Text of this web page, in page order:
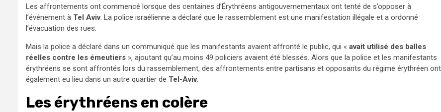
Les affrontements ont commencé lorsque des centaines d’Érythréens antigouvernementaux ont tenté de s’opposer à
l’événement à Tel Aviv. La police israélienne a déclaré que le rassemblement est une manifestation illégale et a ordonné
l’évacuation des rues.
Mais la police a déclaré dans un communiqué que les manifestants avaient affronté le public, qui « avait utilisé des balles
réelles contre les émeutiers », ajoutant qu’au moins 49 policiers avaient été blessés. Alors que la police et les manifestants
érythréens se sont affrontés lors du rassemblement, des affrontements entre partisans et opposants du régime érythréen ont
également eu lieu dans un autre quartier de Tel-Aviv.
Les érythréens en colère